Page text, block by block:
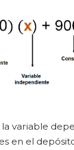
variable
en el